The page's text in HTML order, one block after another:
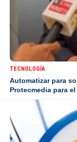
TECNOLOGÍA
Automatizar para
Protecmedia para